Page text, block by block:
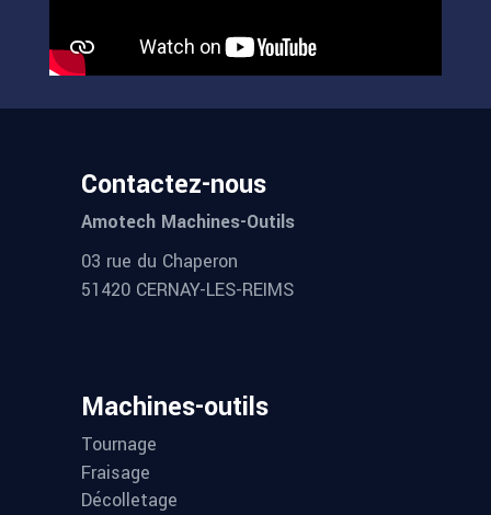
Contactez-nous
Amotech Machines-Outils
03 rue du Chaperon
51420 CERNAY-LES-REIMS
Machines-outils
Tournage
Fraisage
Décolletage